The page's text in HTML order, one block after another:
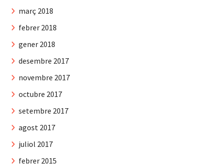
març 2018
febrer 2018
gener 2018
desembre 2017
novembre 2017
octubre 2017
setembre 2017
agost 2017
juliol 2017
febrer 2015